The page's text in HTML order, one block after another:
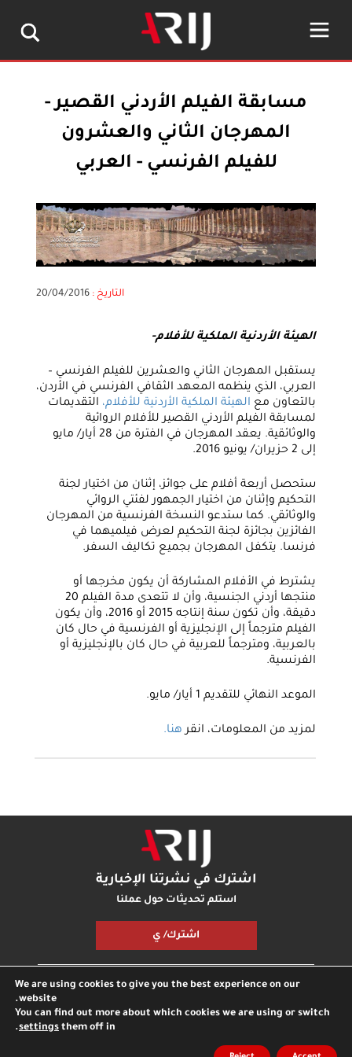
مسابقة الفيلم الأردني القصير -
المهرجان الثاني والعشرون
للفيلم الفرنسي - العربي
التاريخ :20/04/2016
الهيئة الأردنية الملكية للأفلام-
يستقبل المهرجان الثاني والعشرين للفيلم الفرنسي –
العربي، الذي ينظمه المعهد الثقافي الفرنسي في الأردن،
بالتعاون مع الهيئة الملكية الأردنية للأفلام، التقديمات
لمسابقة الفيلم الأردني القصير للأفلام الروائية
والوثائقية. يعقد المهرجان في الفترة من 28 أيار/ مايو
إلى 2 حزيران/ يونيو 2016.
ستحصل أربعة أفلام على جوائز، إثنان من اختيار لجنة
التحكيم وإثنان من اختيار الجمهور لفئتي الروائي
والوثائقي. كما ستدعو النسخة الفرنسية من المهرجان
الفائزين بجائزة لجنة التحكيم لعرض فيلميهما في
فرنسا. يتكفل المهرجان بجميع تكاليف السفر.
يشترط في الأفلام المشاركة أن يكون مخرجها أو
منتجها أردني الجنسية، وأن لا تتعدى مدة الفيلم 20
دقيقة، وأن تكون سنة إنتاجه 2015 أو 2016، وأن يكون
الفيلم مترجماً إلى الإنجليزية أو الفرنسية في حال كان
بالعربية، ومترجماً للعربية في حال كان بالإنجليزية أو
الفرنسية.
الموعد النهائي للتقديم 1 أيار/ مايو.
لمزيد من المعلومات، انقرهنا.
اشترك في نشرتنا الإخبارية
استلم تحديثات حول عملنا
اشترك/ ي
مكتبة أريجبودكاست أريجاتصل بناشارك معنا
We are using cookies to give you the best experience on our
website.
You can find out more about which cookies we are using or switch
them off in
settings
.